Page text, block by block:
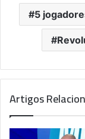
5
Artigos